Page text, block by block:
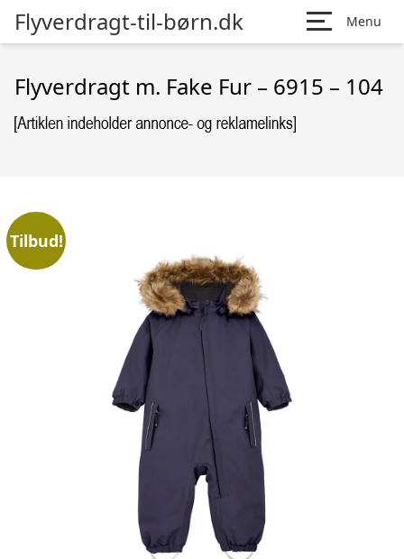
Flyverdragt-til-børn.dk Menu
Flyverdragt m. Fake Fur – 6915 – 104
Tilbud!